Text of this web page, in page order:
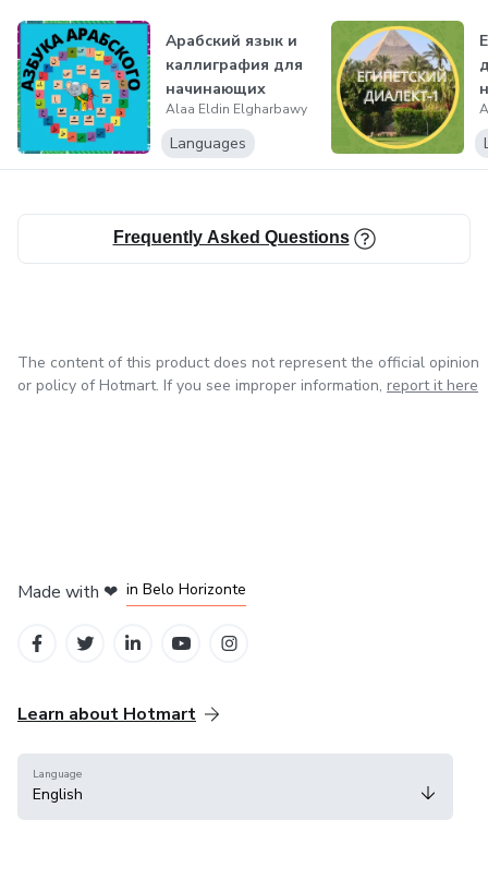
Также являюсь автором и разработчиком онлайн-
платформы для изучения арабского языка «Академии
Салям» и специализированных курсов арабского
языка онлайн:
2. Фразовые глаголы
5. Слушай.Понимай.Говори.
Арабский язык и
каллиграфия для
начинающих
(Arabic language)
Alaa Eldin Elgharbawy
Languages
Frequently Asked Questions
The content of this product does not represent the official opinion
or policy of Hotmart. If you see improper information, report it here
Made with ❤ in Belo Horizonte
Learn about Hotmart
Language
English